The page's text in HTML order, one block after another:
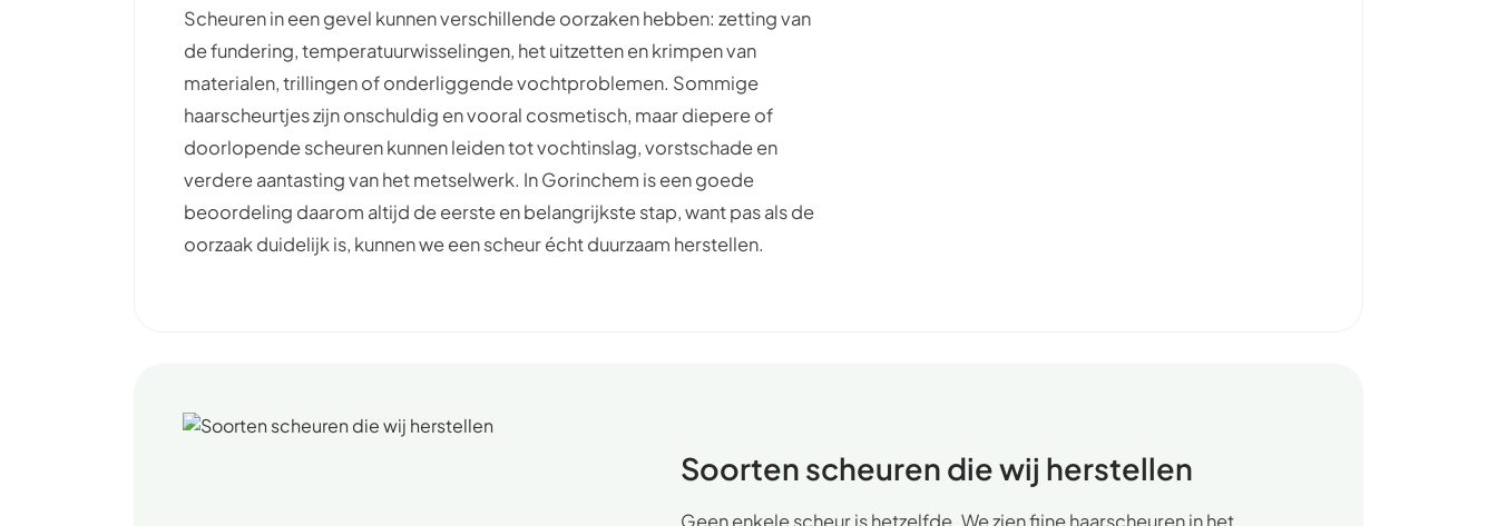
Scheuren in een gevel kunnen verschillende oorzaken hebben: zetting van
de fundering, temperatuurwisselingen, het uitzetten en krimpen van
materialen, trillingen of onderliggende vochtproblemen. Sommige
haarscheurtjes zijn onschuldig en vooral cosmetisch, maar diepere of
doorlopende scheuren kunnen leiden tot vochtinslag, vorstschade en
verdere aantasting van het metselwerk. In Gorinchem is een goede
beoordeling daarom altijd de eerste en belangrijkste stap, want pas als de
oorzaak duidelijk is, kunnen we een scheur écht duurzaam herstellen.
Soorten scheuren die wij herstellen
Geen enkele scheur is hetzelfde. We zien fijne haarscheuren in het